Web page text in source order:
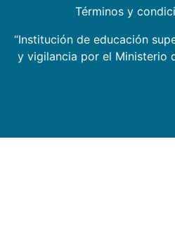
Términos y
“Institución de educación
y vigilancia por el Ministerio